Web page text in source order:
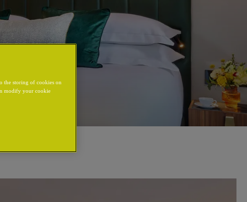
the storing of cookies on
modify your cookie